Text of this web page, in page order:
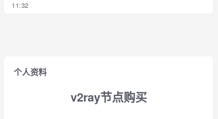
11:32
个人资料
v2ray节点购买